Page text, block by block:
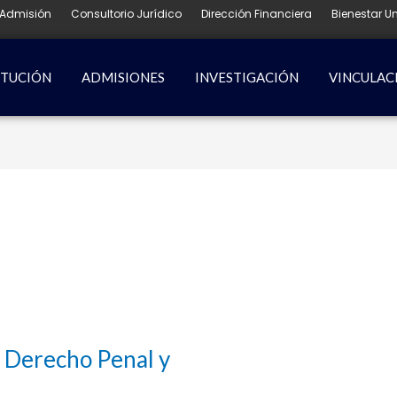
Admisión Consultorio Jurídico Dirección Financiera Bienestar
ADMISIONES INVESTIGACIÓN
Penal y